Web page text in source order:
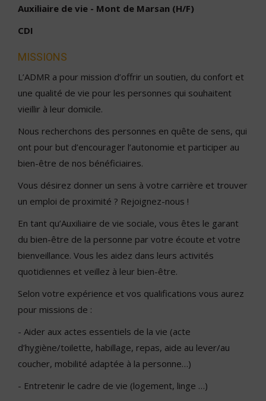
Auxiliaire de vie - Mont de Marsan (H/F)
CDI
MISSIONS
L’ADMR a pour mission d’offrir un soutien, du confort et
une qualité de vie pour les personnes qui souhaitent
vieillir à leur domicile.
Nous recherchons des personnes en quête de sens, qui
ont pour but d’encourager l’autonomie et participer au
bien-être de nos bénéficiaires.
Vous désirez donner un sens à votre carrière et trouver
un emploi de proximité ? Rejoignez-nous !
En tant qu’Auxiliaire de vie sociale, vous êtes le garant
du bien-être de la personne par votre écoute et votre
bienveillance. Vous les aidez dans leurs activités
quotidiennes et veillez à leur bien-être.
Selon votre expérience et vos qualifications vous aurez
pour missions de :
- Aider aux actes essentiels de la vie (acte
d’hygiène/toilette, habillage, repas, aide au lever/au
coucher, mobilité adaptée à la personne…)
- Entretenir le cadre de vie (logement, linge …)